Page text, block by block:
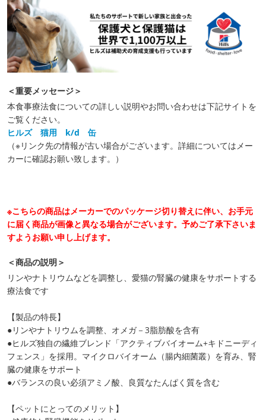
＜重要メッセージ＞
本食事療法食についての詳しい説明やお問い合わせは下記サイトを
ご覧ください。
ヒルズ 猫用 k/d 缶
（※リンク先の情報が古い場合がございます。詳細についてはメー
カーに確認お願い致します。）
※こちらの商品はメーカーでのパッケージ切り替えに伴い、お手元
に届く商品が画像と異なる場合がございます。予めご了承下さいま
すようお願い申し上げます。
＜商品の説明＞
リンやナトリウムなどを調整し、愛猫の腎臓の健康をサポートする
療法食です
【製品の特長】
●リンやナトリウムを調整、オメガ－3脂肪酸を含有
●ヒルズ独自の繊維ブレンド「アクティブバイオーム+キドニーディ
フェンス」を採用。マイクロバイオーム（腸内細菌叢）を育み、腎
臓の健康をサポート
●バランスの良い必須アミノ酸、良質なたんぱく質を含む
【ペットにとってのメリット】